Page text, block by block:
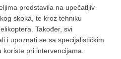
predstavila na upečatljiv
skoka, te kroz tehniku
Također, svi
i upoznati se sa specijalističkim
pri intervencijama.